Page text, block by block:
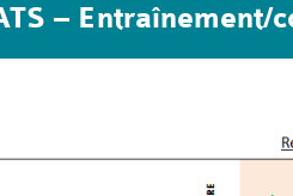
– Entraînement/